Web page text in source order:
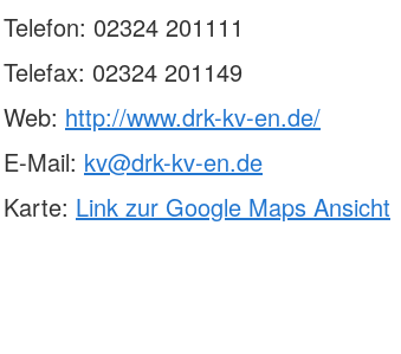
Telefon: 02324 201111
Telefax: 02324 201149
Web: http://www.drk-kv-en.de/
E-Mail: kv@drk-kv-en.de
Karte: Link zur Google Maps Ansicht